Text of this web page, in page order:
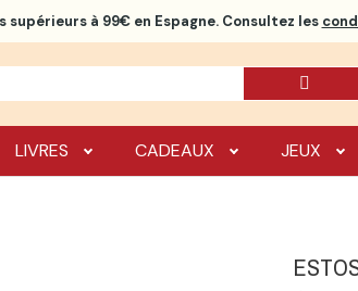
à 99€ en Espagne. Consultez les
LIVRES CADEAUX JEUX